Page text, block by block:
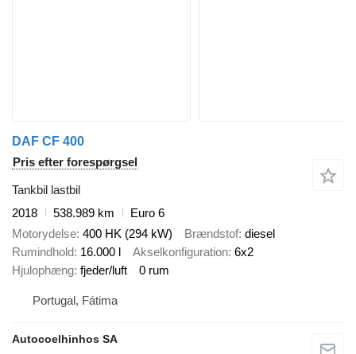
DAF CF 400
Pris efter forespørgsel
Tankbil lastbil
2018
538.989 km
Euro 6
Motorydelse 400 HK (294 kW) Brændstof diesel
Rumindhold
16.000 l Akselkonfiguration 6x2
Hjulophæng fjeder/luft 0 rum
Portugal, Fátima
Autocoelhinhos SA